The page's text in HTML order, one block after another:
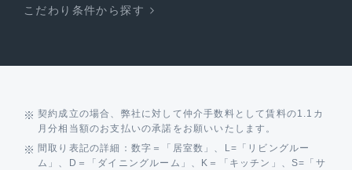
こだわり条件から探す
契約成立の場合、弊社に対して仲介手数料として賃料の1.1カ
月分相当額のお支払いの承諾をお願いいたします。
間取り表記の詳細：数字＝「居室数」、L=「リビングルー
ム」、D＝「ダイニングルーム」、K＝「キッチン」、S=「サ